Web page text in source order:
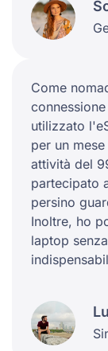
Come
utilizzato
per un
attività del
partecipato
persino
Inoltre, ho
laptop